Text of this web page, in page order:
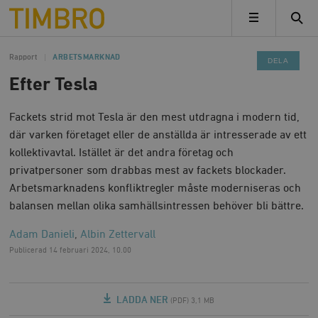
Timbro
MENY
Rapport ARBETSMARKNAD
Efter Tesla
Fackets strid mot Tesla är den mest utdragna i modern tid,
där varken företaget eller de anställda är intresserade av ett
kollektivavtal. Istället är det andra företag och
privatpersoner som drabbas mest av fackets blockader.
Arbetsmarknadens konfliktregler måste moderniseras och
balansen mellan olika samhällsintressen behöver bli bättre.
Adam Danieli,Albin Zettervall
Publicerad 14 februari 2024, 10.00
LADDA NER (PDF) 3,1 MB
DELA